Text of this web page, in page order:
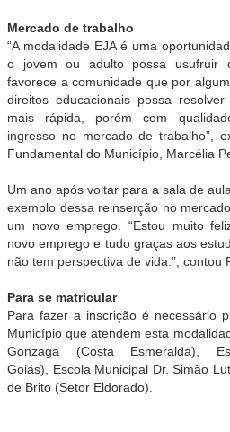
Mercado de trabalho
“A modalidade EJA é uma
o jovem ou adulto possa usufruir
favorece a comunidade que por
direitos educacionais possa
mais rápida, porém com
ingresso no mercado de trabalho”,
Fundamental do Município, Marcélia
Um ano após voltar para a sala de
exemplo dessa reinserção no
um novo emprego. “Estou muito
novo emprego e tudo graças aos
não tem perspectiva de vida.”, contou
Para se matricular
Para fazer a inscrição é necessário
Município que atendem esta
Gonzaga (Costa Esmeralda),
Goiás), Escola Municipal Dr. Simão
de Brito (Setor Eldorado).